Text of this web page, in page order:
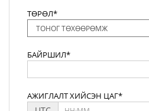
ТӨРӨЛ*
БАЙРШИЛ*
АЖИГЛАЛТ ХИЙСЭН ЦАГ*